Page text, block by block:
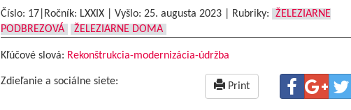
Číslo: 17|Ročník: LXXIX | Vyšlo: 25. augusta 2023| Rubriky:
ŽELEZIARNE
PODBREZOVÁ
ŽELEZIARNE DOMA
Kľúčové slová: Rekonštrukcia-modernizácia-údržba
Zdieľanie a sociálne siete: Print